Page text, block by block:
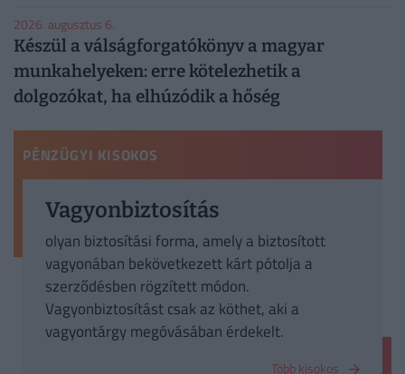
2026. augusztus 6.
Készül a válságforgatókönyv a magyar
munkahelyeken: erre kötelezhetik a
dolgozókat, ha elhúzódik a hőség
PÉNZÜGYI KISOKOS
Vagyonbiztosítás
olyan biztosítási forma, amely a biztosított
vagyonában bekövetkezett kárt pótolja a
szerződésben rögzített módon.
Vagyonbiztosítást csak az köthet, aki a
vagyontárgy megóvásában érdekelt.
Több kisokos